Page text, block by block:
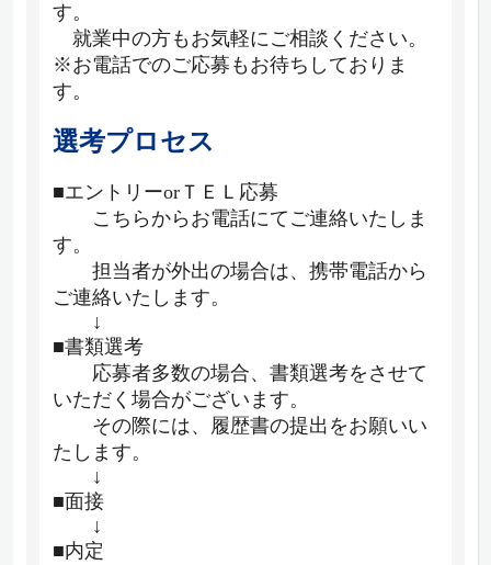
す。
就業中の方もお気軽にご相談ください。
※お電話でのご応募もお待ちしておりま
す。
選考プロセス
■エントリーorＴＥＬ応募
こちらからお電話にてご連絡いたしま
す。
担当者が外出の場合は、携帯電話から
ご連絡いたします。
↓
■書類選考
応募者多数の場合、書類選考をさせて
いただく場合がございます。
その際には、履歴書の提出をお願いい
たします。
↓
■面接
↓
■内定